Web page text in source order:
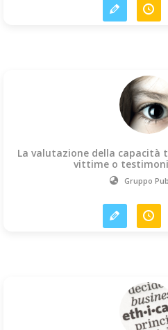
La valutazione della capacità
vittime o
Gruppo